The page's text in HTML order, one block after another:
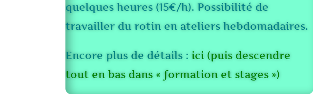
quelques heures (15€/h). Possibilité de
travailler du rotin en ateliers hebdomadaires.
Encore plus de détails : ici (puis descendre
tout en bas dans « formation et stages »)